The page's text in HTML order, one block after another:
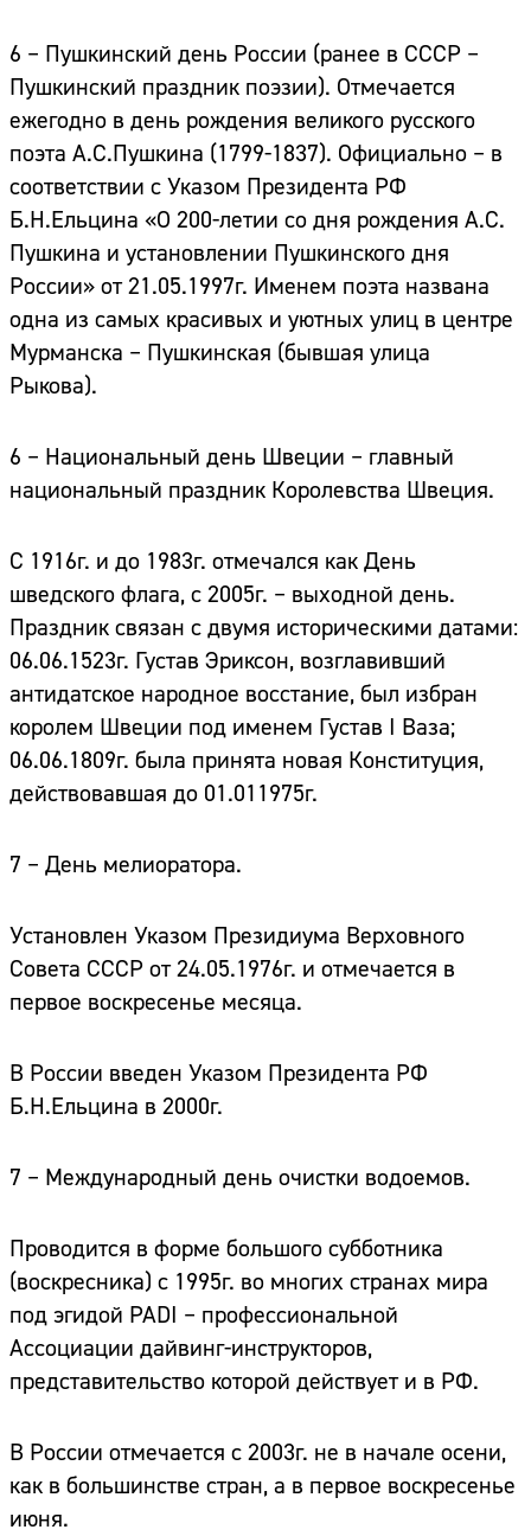
6 – Пушкинский день России (ранее в СССР –
Пушкинский праздник поэзии). Отмечается
ежегодно в день рождения великого русского
поэта А.С.Пушкина (1799-1837). Официально – в
соответствии с Указом Президента РФ
Б.Н.Ельцина «О 200-летии со дня рождения А.С.
Пушкина и установлении Пушкинского дня
России» от 21.05.1997г. Именем поэта названа
одна из самых красивых и уютных улиц в центре
Мурманска – Пушкинская (бывшая улица
Рыкова).
6 – Национальный день Швеции – главный
национальный праздник Королевства Швеция.
С 1916г. и до 1983г. отмечался как День
шведского флага, с 2005г. – выходной день.
Праздник связан с двумя историческими датами:
06.06.1523г. Густав Эриксон, возглавивший
антидатское народное восстание, был избран
королем Швеции под именем Густав I Ваза;
06.06.1809г. была принята новая Конституция,
действовавшая до 01.011975г.
7 – День мелиоратора.
Установлен Указом Президиума Верховного
Совета СССР от 24.05.1976г. и отмечается в
первое воскресенье месяца.
В России введен Указом Президента РФ
Б.Н.Ельцина в 2000г.
7 – Международный день очистки водоемов.
Проводится в форме большого субботника
(воскресника) с 1995г. во многих странах мира
под эгидой PADI – профессиональной
Ассоциации дайвинг-инструкторов,
представительство которой действует и в РФ.
В России отмечается с 2003г. не в начале осени,
как в большинстве стран, а в первое воскресенье
июня.